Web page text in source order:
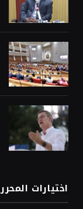
اختيارات المحرر